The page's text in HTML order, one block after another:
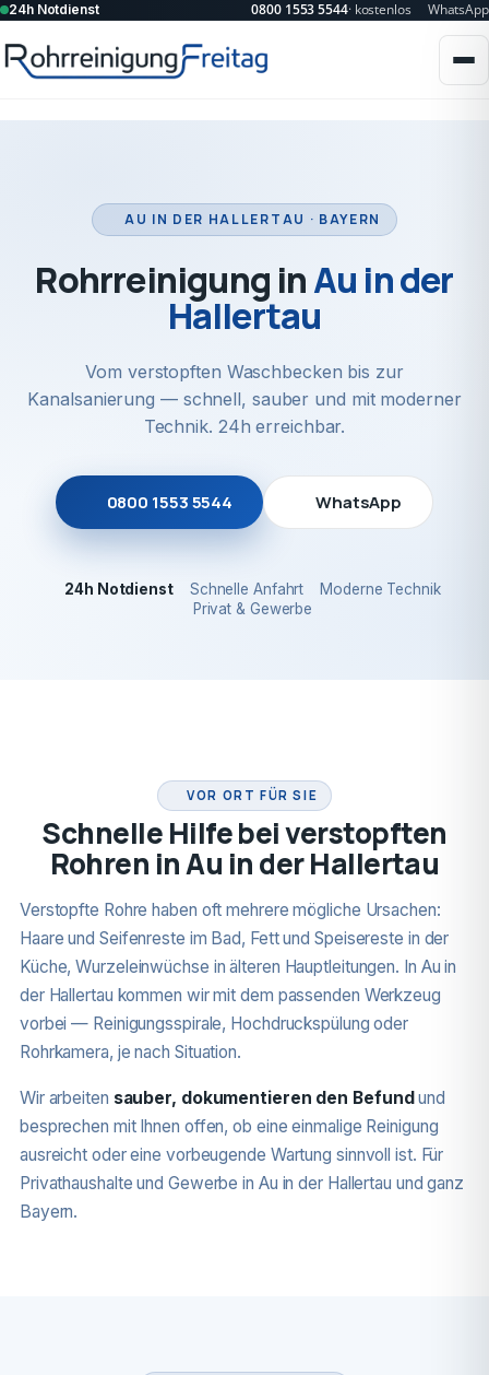
24h Notdienst 0800 1553 5544· kostenlos WhatsApp
AU IN DER HALLERTAU · BAYERN
Rohrreinigung inAu in der
Hallertau
Vom verstopften Waschbecken bis zur
Kanalsanierung — schnell, sauber und mit moderner
Technik. 24h erreichbar.
0800 1553 5544 WhatsApp
24h Notdienst Schnelle Anfahrt
Moderne Technik
Privat & Gewerbe
VOR ORT FÜR SIE
Schnelle Hilfe bei verstopften
Rohren in Au in der Hallertau
Verstopfte Rohre haben oft mehrere mögliche Ursachen:
Haare und Seifenreste im Bad, Fett und Speisereste in der
Küche, Wurzeleinwüchse in älteren Hauptleitungen. In Au in
der Hallertau kommen wir mit dem passenden Werkzeug
vorbei — Reinigungsspirale, Hochdruckspülung oder
Rohrkamera, je nach Situation.
Wir arbeiten sauber, dokumentieren den Befundund
besprechen mit Ihnen offen, ob eine einmalige Reinigung
ausreicht oder eine vorbeugende Wartung sinnvoll ist. Für
Privathaushalte und Gewerbe in Au in der Hallertau und ganz
Bayern.